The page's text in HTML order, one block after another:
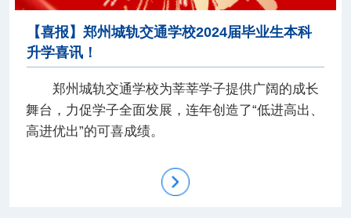
【喜报】郑州城轨交通学校2024届毕业生本科
升学喜讯！
郑州城轨交通学校为莘莘学子提供广阔的成长
舞台，力促学子全面发展，连年创造了“低进高出、
高进优出”的可喜成绩。